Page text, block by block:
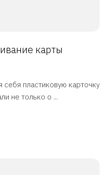
карты
пластиковую карточку
не только о ...